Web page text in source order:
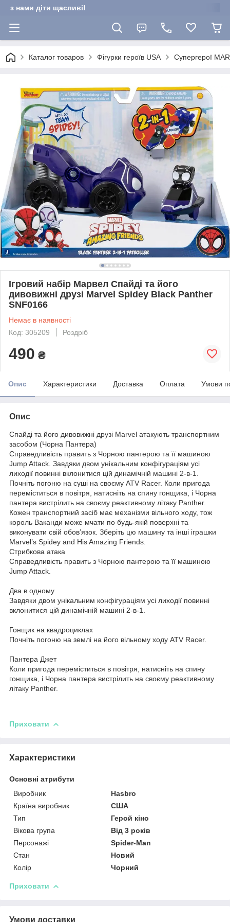
з нами діти щасливі!
Каталог товаров Фігурки героїв USA Супергерої
Ігровий набір Марвел Спайді та його
дивовижні друзі Marvel Spidey Black Panther
SNF0166
Немає в наявності
Код: 305209
Роздріб
490 ₴
Опис Характеристики Доставка Оплата Умови
Опис
Спайді та його дивовижні друзі Marvel атакують транспортним
засобом (Чорна Пантера)
Справедливість править з Чорною пантерою та її машиною
Jump Attack. Завдяки двом унікальним конфігураціям усі
лиходії повинні вклонитися цій динамічній машині 2-в-1.
Почніть погоню на суші на своєму ATV Racer. Коли пригода
переміститься в повітря, натисніть на спину гонщика, і Чорна
пантера вистрілить на своєму реактивному літаку Panther.
Кожен транспортний засіб має механізми вільного ходу, тож
король Ваканди може мчати по будь-якій поверхні та
виконувати свій обов’язок. Зберіть цю машину та інші іграшки
Marvel’s Spidey and His Amazing Friends.
Стрибкова атака
Справедливість править з Чорною пантерою та її машиною
Jump Attack.
Два в одному
Завдяки двом унікальним конфігураціям усі лиходії повинні
вклонитися цій динамічній машині 2-в-1.
Гонщик на квадроциклах
Почніть погоню на землі на його вільному ходу ATV Racer.
Пантера Джет
Коли пригода переміститься в повітря, натисніть на спину
гонщика, і Чорна пантера вистрілить на своєму реактивному
літаку Panther.
Приховати
Характеристики
Основні атрибути
Виробник
Hasbro
Країна виробник
США
Тип
Герой кіно
Вікова група
Від 3 років
Персонажі
Spider-Man
Стан
Новий
Колір
Чорний
Приховати
Умови доставки